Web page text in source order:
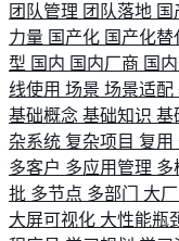
团队管理 团队落地 国
力量 国产化 国产化替
型 国内 国内厂商 国
线使用 场景 场景适配
基础概念 基础知识 基
杂系统 复杂项目 复用
多客户 多应用管理 多
批 多节点 多部门 大厂
大屏可视化 大性能瓶